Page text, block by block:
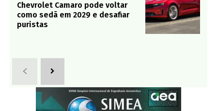
Chevrolet Camaro pode voltar
como sedã em 2029 e desafiar
puristas